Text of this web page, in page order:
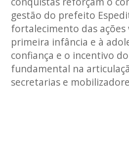
gestão do prefeito
fortalecimento das ações
primeira infância e à
confiança e o incentivo
fundamental na
secretarias e